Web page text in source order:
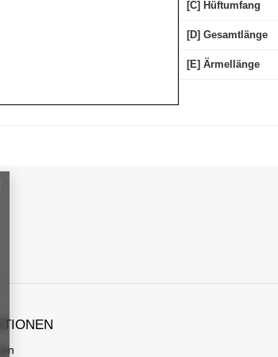
[C] Hüftumfang
[D] Gesamtlänge
[E] Ärmellänge